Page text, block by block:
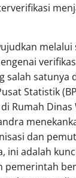
melalui
salah satunya
Statistik
Rumah Dinas
dan
ini adalah
pemerintah